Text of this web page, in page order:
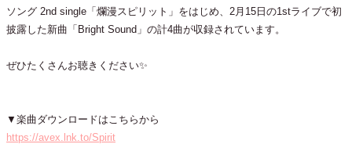
ソング 2nd single「爛漫スピリット」をはじめ、2月15日の1stライブで初
披露した新曲「Bright Sound」の計4曲が収録されています。
ぜひたくさんお聴きください✨
▼楽曲ダウンロードはこちらから
https://avex.lnk.to/Spirit